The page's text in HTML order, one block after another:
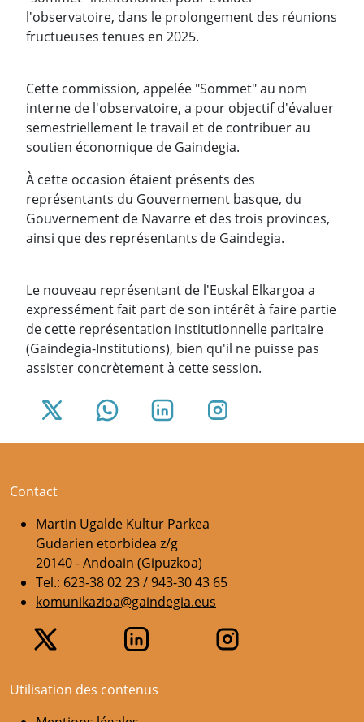
l'observatoire, dans le prolongement des réunions
fructueuses tenues en 2025.
Cette commission, appelée "Sommet" au nom
interne de l'observatoire, a pour objectif d'évaluer
semestriellement le travail et de contribuer au
soutien économique de Gaindegia.
À cette occasion étaient présents des
représentants du Gouvernement basque, du
Gouvernement de Navarre et des trois provinces,
ainsi que des représentants de Gaindegia.
Le nouveau représentant de l'Euskal Elkargoa a
expressément fait part de son intérêt à faire partie
de cette représentation institutionnelle paritaire
(Gaindegia-Institutions), bien qu'il ne puisse pas
assister concrètement à cette session.
Contact
Martin Ugalde Kultur Parkea
Gudarien etorbidea z/g
20140 - Andoain (Gipuzkoa)
Tel.: 623-38 02 23 / 943-30 43 65
komunikazioa@gaindegia.eus
Utilisation des contenus